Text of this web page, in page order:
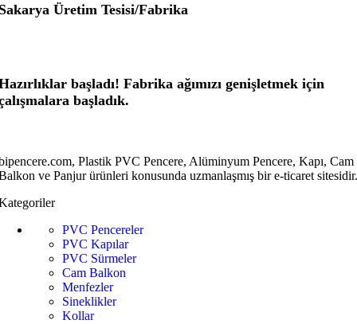
Üretim Tesisi/Fabrika
başladı! Fabrika ağımızı genişletmek için
başladık.
Plastik PVC Pencere, Alüminyum Pencere, Kapı, Cam
ve Panjur ürünleri konusunda uzmanlaşmış bir e-ticaret sitesidir.
PVC Pencereler
PVC Kapılar
PVC Sürmeler
Cam Balkon
Menfezler
Sineklikler
Kollar